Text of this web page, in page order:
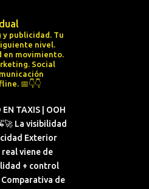
y publicidad. Tu
nivel.
en movimiento.
Social
📅👇👇